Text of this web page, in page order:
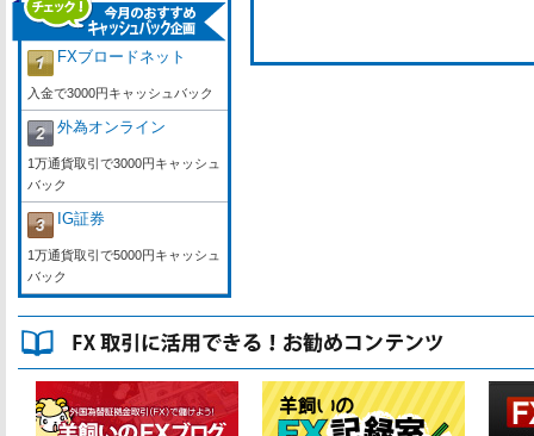
FXブロードネット
入金で3000円キャッシュバック
外為オンライン
1万通貨取引で3000円キャッシュ
バック
IG証券
1万通貨取引で5000円キャッシュ
バック